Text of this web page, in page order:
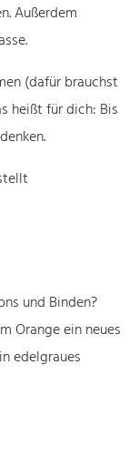
Außerdem
(dafür brauchst
heißt für dich: Bis
und Binden?
Orange ein neues
edelgraues